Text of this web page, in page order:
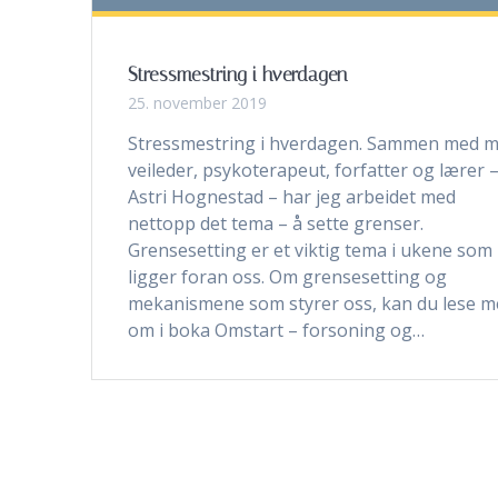
Stressmestring i hverdagen
25. november 2019
Stressmestring i hverdagen. Sammen med
veileder, psykoterapeut, forfatter og lærer –
Astri Hognestad – har jeg arbeidet med
nettopp det tema – å sette grenser.
Grensesetting er et viktig tema i ukene som
ligger foran oss. Om grensesetting og
mekanismene som styrer oss, kan du lese
om i boka Omstart – forsoning og…